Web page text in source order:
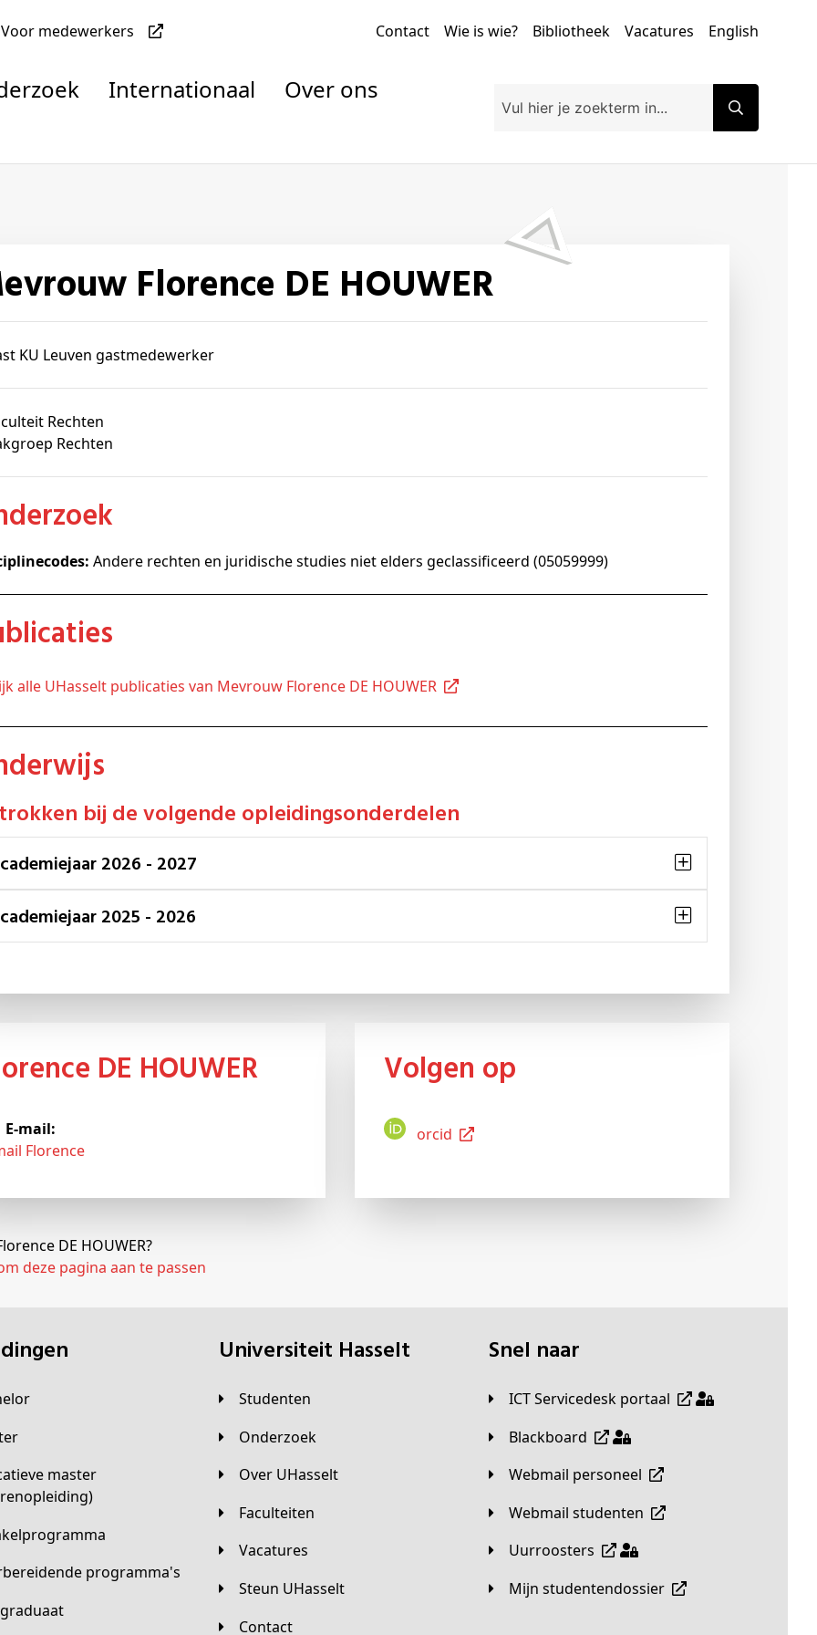
Voor medewerkers Contact Wie is wie? Bibliotheek Vacatures English
Internationaal Over ons
Mevrouw Florence DE HOUWER
KU Leuven gastmedewerker
Rechten
Rechten
Andere rechten en juridische studies niet elders geclassificeerd (05059999)
alle UHasselt publicaties van Mevrouw Florence DE HOUWER
bij de volgende opleidingsonderdelen
Academiejaar 2026 - 2027
Academiejaar 2025 - 2026
DE HOUWER
E-mail:
Florence
Volgen op
Orcid
DE HOUWER?
deze pagina aan te passen
programma's
universiteit Hasselt
Studenten
Onderzoek
Over UHasselt
Faculteiten
Vacatures
Steun UHasselt
Contact
Snel naar
ICT Servicedesk portaal
Blackboard
Webmail personeel
Webmail studenten
Uurroosters
Mijn studentendossier